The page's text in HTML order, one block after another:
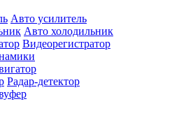
Авто усилитель
Авто холодильник
Видеорегистратор
Радар-детектор